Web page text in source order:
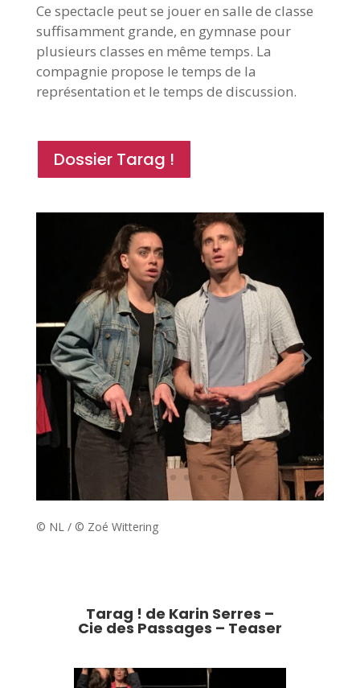
Ce spectacle peut se jouer en salle de classe
suffisamment grande, en gymnase pour
plusieurs classes en même temps. La
compagnie propose le temps de la
représentation et le temps de discussion.
Dossier Tarag !
© NL / © Zoé Wittering
Tarag ! de Karin Serres –
Cie des Passages – Teaser